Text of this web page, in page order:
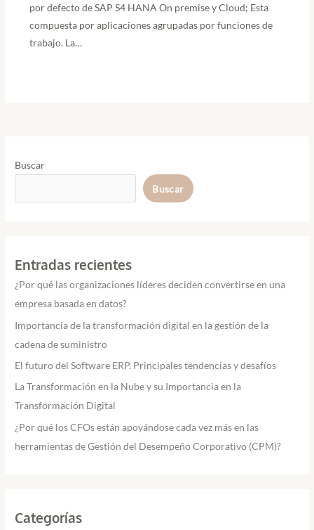
por defecto de SAP S4 HANA On premise y Cloud; Esta
compuesta por aplicaciones agrupadas por funciones de
trabajo. La…
Buscar
Buscar
Entradas recientes
¿Por qué las organizaciones líderes deciden convertirse en una
empresa basada en datos?
Importancia de la transformación digital en la gestión de la
cadena de suministro
El futuro del Software ERP. Principales tendencias y desafíos
La Transformación en la Nube y su Importancia en la
Transformación Digital
¿Por qué los CFOs están apoyándose cada vez más en las
herramientas de Gestión del Desempeño Corporativo (CPM)?
Categorías